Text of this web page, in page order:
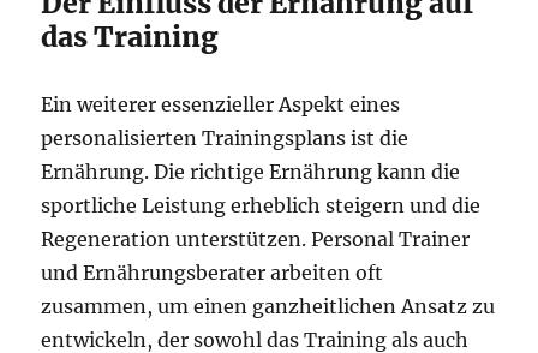
das Training
Ein weiterer essenzieller Aspekt eines
personalisierten Trainingsplans ist die
Ernährung. Die richtige Ernährung kann die
sportliche Leistung erheblich steigern und die
Regeneration unterstützen. Personal Trainer
und Ernährungsberater arbeiten oft
zusammen, um einen ganzheitlichen Ansatz zu
entwickeln, der sowohl das Training als auch